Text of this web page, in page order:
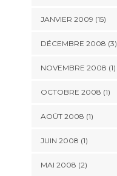
JANVIER 2009 (15)
DÉCEMBRE 2008 (3)
NOVEMBRE 2008 (1)
OCTOBRE 2008 (1)
AOÛT 2008 (1)
JUIN 2008 (1)
MAI 2008 (2)